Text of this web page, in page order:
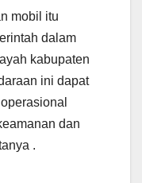
mobil itu
dalam
kabupaten
ini dapat
dan
.